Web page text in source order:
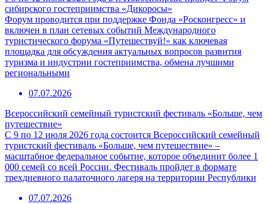
сибирского гостеприимства «Дикоросы»
Форум проводится при поддержке Фонда «Росконгресс» и
включен в план сетевых событий Международного
туристического форума «Путешествуй!» как ключевая
площадка для обсуждения актуальных вопросов развития
туризма и индустрии гостеприимства, обмена лучшими
региональными
07.07.2026
Всероссийский семейный туристский фестиваль «Больше, чем
путешествие»
С 9 по 12 июля 2026 года состоится Всероссийский семейный
туристский фестиваль «Больше, чем путешествие» –
масштабное федеральное событие, которое объединит более 1
000 семей со всей России. Фестиваль пройдет в формате
трехдневного палаточного лагеря на территории Республики
07.07.2026